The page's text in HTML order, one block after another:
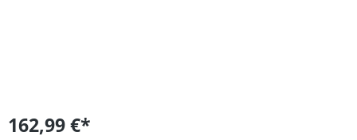
162,99 €*